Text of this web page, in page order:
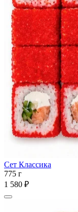
Сет Классика
775 г
1 580 ₽